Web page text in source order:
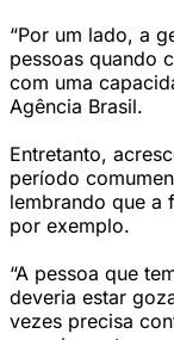
“Por um lado, a
pessoas quando
com uma
Agência Brasil.
Entretanto,
período
lembrando que a
por exemplo.
“A pessoa que
deveria estar
vezes precisa